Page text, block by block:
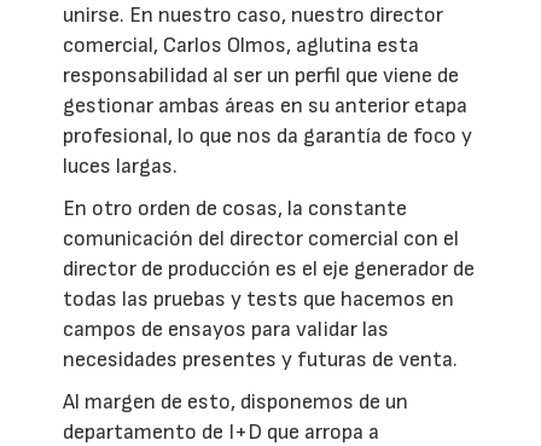
unirse. En nuestro caso, nuestro director
comercial, Carlos Olmos, aglutina esta
responsabilidad al ser un perfil que viene de
gestionar ambas áreas en su anterior etapa
profesional, lo que nos da garantía de foco y
luces largas.
En otro orden de cosas, la constante
comunicación del director comercial con el
director de producción es el eje generador de
todas las pruebas y tests que hacemos en
campos de ensayos para validar las
necesidades presentes y futuras de venta.
Al margen de esto, disponemos de un
departamento de I+D que arropa a